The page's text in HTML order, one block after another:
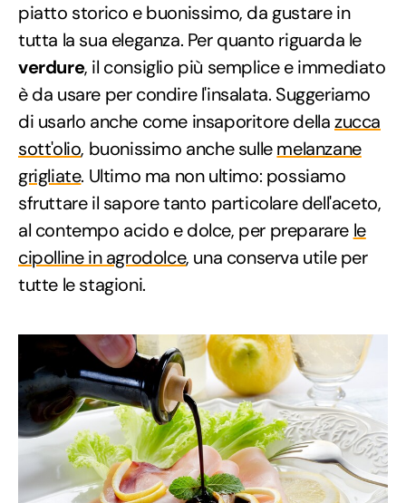
piatto storico e buonissimo, da gustare in
tutta la sua eleganza. Per quanto riguarda le
verdure, il consiglio più semplice e immediato
è da usare per condire l'insalata. Suggeriamo
di usarlo anche come insaporitore dellazucca
sott'olio, buonissimo anche sullemelanzane
grigliate. Ultimo ma non ultimo: possiamo
sfruttare il sapore tanto particolare dell'aceto,
al contempo acido e dolce, per preparare le
cipolline in agrodolce, una conserva utile per
tutte le stagioni.